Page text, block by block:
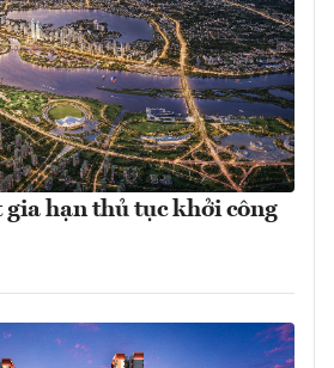
hạn thủ tục khởi công